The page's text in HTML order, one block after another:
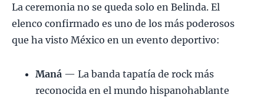
La ceremonia no se queda solo en Belinda. El
elenco confirmado es uno de los más poderosos
que ha visto México en un evento deportivo:
Maná — La banda tapatía de rock más
reconocida en el mundo hispanohablante